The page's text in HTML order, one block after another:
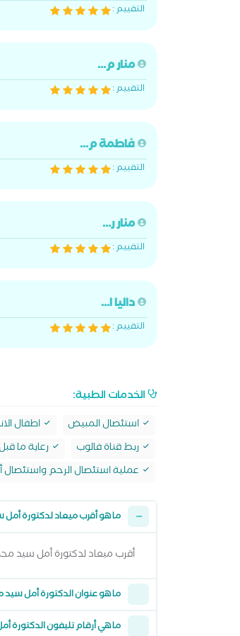
التقييم :
منار م...
التقييم :
فاطمة م...
التقييم :
منار ر...
التقييم :
داليا ا...
التقييم :
الخدمات الطبية:
استئصال المبيض اطفال
ربط قناة فالوب
رعاية ما
عملية استئصال الرحم
ما هو أقرب ميعاد لدكتورة
أقرب ميعاد لدكتورة أمل سيد محمود أحمد هو اليوم السبت 08 اغسطس 2026 من
ما هو عنوان الدكتورة أمل
ما هي أرقام تليفون الدكتورة